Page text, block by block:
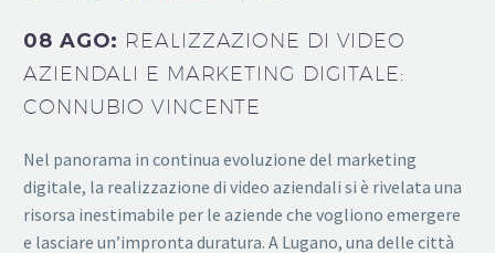
08 AGO: REALIZZAZIONE DI VIDEO
AZIENDALI E MARKETING DIGITALE:
CONNUBIO VINCENTE
Nel panorama in continua evoluzione del marketing
digitale, la realizzazione di video aziendali si è rivelata una
risorsa inestimabile per le aziende che vogliono emergere
e lasciare un’impronta duratura. A Lugano, una delle città